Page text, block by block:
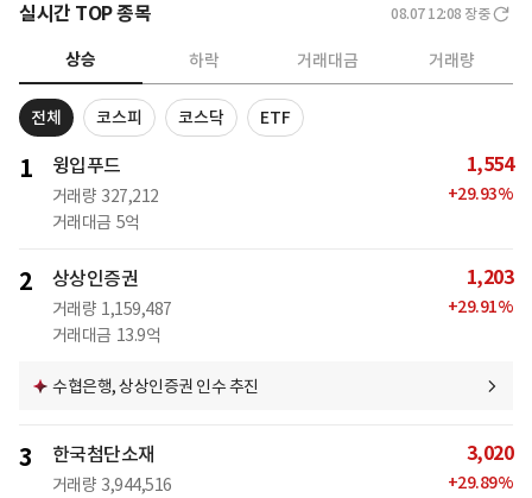
실시간 TOP 종목 08.07 12:08 장중
상승 하락 거래대금 거래량
전체 코스피 코스닥 ETF
1 윙입푸드
거래량 327,212
거래대금 5억
1,554
+29.93%
2 상상인증권
거래량 1,159,487
거래대금 13.9억
1,203
+29.91%
수협은행, 상상인증권 인수 추진
3 한국첨단소재
거래량 3,944,516
3,020
+29.89%